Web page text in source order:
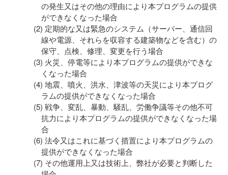
の発生又はその他の理由により本プログラムの提供
ができなくなった場合
定期的な又は緊急のシステム（サーバー、通信回
線や電源、それらを収容する建築物などを含む）の
保守、点検、修理、変更を行う場合
火災、停電等により本プログラムの提供ができな
くなった場合
地震、噴火、洪水、津波等の天災により本プログ
ラムの提供ができなくなった場合
戦争、変乱、暴動、騒乱、労働争議等その他不可
抗力により本プログラムの提供ができなくなった場
合
法令又はこれに基づく措置により本プログラムの
提供ができなくなった場合
その他運用上又は技術上、弊社が必要と判断した